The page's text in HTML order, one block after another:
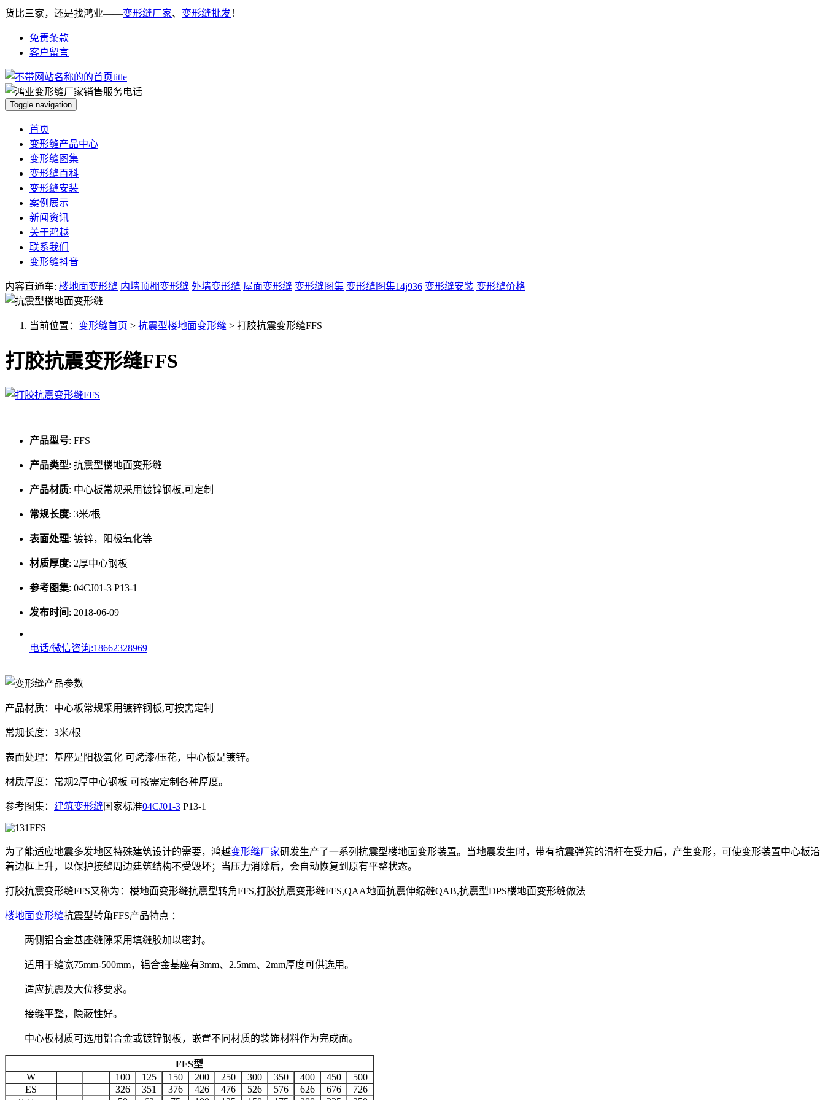
货比三家，还是找鸿业——变形缝厂家、 变形缝批发 ！
免责条款
客户留言
Toggle navigation
首页
变形缝产品中心
变形缝图集
变形缝百科
变形缝安装
案例展示
新闻资讯
关于鸿越
联系我们
变形缝抖音
内容直通车: 楼地面变形缝 内墙顶棚变形缝 外墙变形缝 屋面变形缝 变形缝图集 变形缝图集14j936 变形缝安装 变形缝价格
当前位置： 变形缝首页 > 抗震型楼地面变形缝 > 打胶抗震变形缝FFS
打胶抗震变形缝FFS
产品型号: FFS
产品类型: 抗震型楼地面变形缝
产品材质: 中心板常规采用镀锌钢板,可定制
常规长度: 3米/根
表面处理: 镀锌，阳极氧化等
材质厚度: 2厚中心钢板
参考图集: 04CJ01-3 P13-1
发布时间 : 2018-06-09
电话/微信咨询:18662328969
产品材质：中心板常规采用镀锌钢板,可按需定制
常规长度：3米/根
表面处理：基座是阳极氧化 可烤漆/压花，中心板是镀锌。
材质厚度：常规2厚中心钢板 可按需定制各种厚度。
参考图集： 建筑变形缝 国家标准04CJ01-3 P13-1
为了能适应地震多发地区特殊建筑设计的需要，鸿越变形缝厂家研发生产了一系列抗震型楼地面变形装置。当地震发生时，带有抗震弹簧的滑杆在受力后，产生变形，可使变形装置中心板沿
着边框上升，以保护接缝周边建筑结构不受毁坏；当压力消除后，会自动恢复到原有平整状态。
打胶抗震变形缝FFS又称为：楼地面变形缝抗震型转角FFS,打胶抗震变形缝FFS,QAA地面抗震伸缩缝QAB,抗震型DPS楼地面变形缝做法
楼地面变形缝抗震型转角FFS产品特点 ：
两侧铝合金基座缝隙采用填缝胶加以密封。
适用于缝宽75mm-500mm，铝合金基座有3mm、2.5mm、2mm厚度可供选用。
适应抗震及大位移要求。
接缝平整，隐蔽性好。
中心板材质可选用铝合金或镀锌钢板，嵌置不同材质的装饰材料作为完成面。
FFS型
W
100 125 150 200 250 300 350 400 450
500
ES
326 351 376 426 476 526 576 626 676
726